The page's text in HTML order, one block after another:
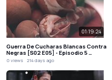
01:19:24
Guerra De Cucharas Blancas Contra
Negras [S02 E05] - Episodio 5 …
0 views 214 days ago